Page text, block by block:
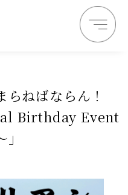
らねばならん！
Birthday Event